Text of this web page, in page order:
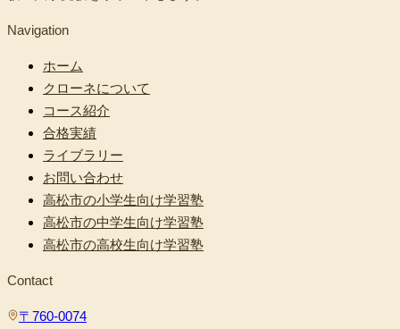
Navigation
ホーム
クローネについて
コース紹介
合格実績
ライブラリー
お問い合わせ
高松市の小学生向け学習塾
高松市の中学生向け学習塾
高松市の高校生向け学習塾
Contact
〒760-0074